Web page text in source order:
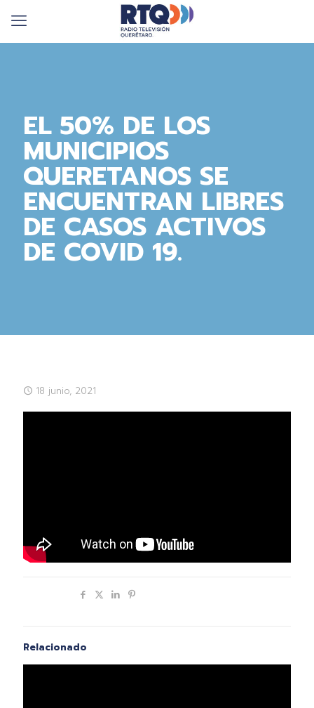
EL 50% DE LOS
MUNICIPIOS
QUERETANOS SE
ENCUENTRAN LIBRES
DE CASOS ACTIVOS
DE COVID 19.
18 junio, 2021
Relacionado